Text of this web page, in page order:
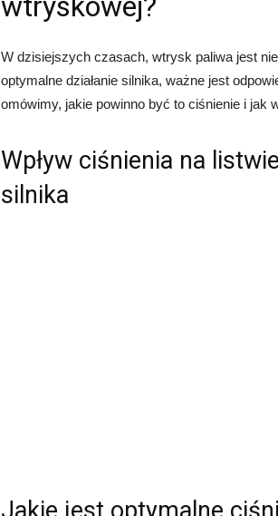
W dzisiejszych czasach, wtrysk paliwa jest
optymalne działanie silnika, ważne jest
omówimy, jakie powinno być to ciśnienie i jak
Wpływ ciśnienia na
silnika